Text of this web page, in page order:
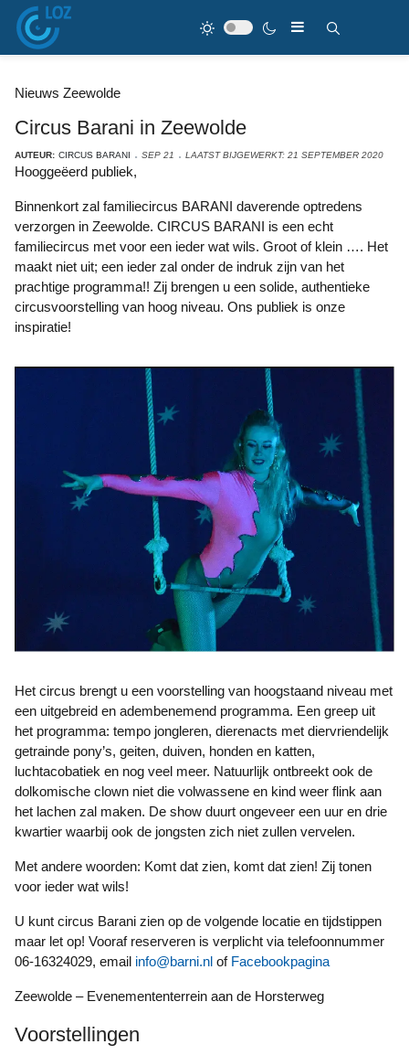
Nieuws Zeewolde
Circus Barani in Zeewolde
AUTEUR: CIRCUS BARANI SEP 21 LAATST BIJGEWERKT: 21 SEPTEMBER 2020
Hooggeëerd publiek,
Binnenkort zal familiecircus BARANI daverende optredens
verzorgen in Zeewolde. CIRCUS BARANI is een echt
familiecircus met voor een ieder wat wils. Groot of klein …. Het
maakt niet uit; een ieder zal onder de indruk zijn van het
prachtige programma!! Zij brengen u een solide, authentieke
circusvoorstelling van hoog niveau. Ons publiek is onze
inspiratie!
Het circus brengt u een voorstelling van hoogstaand niveau met
een uitgebreid en adembenemend programma. Een greep uit
het programma: tempo jongleren, dierenacts met diervriendelijk
getrainde pony’s, geiten, duiven, honden en katten,
luchtacobatiek en nog veel meer. Natuurlijk ontbreekt ook de
dolkomische clown niet die volwassene en kind weer flink aan
het lachen zal maken. De show duurt ongeveer een uur en drie
kwartier waarbij ook de jongsten zich niet zullen vervelen.
Met andere woorden: Komt dat zien, komt dat zien! Zij tonen
voor ieder wat wils!
U kunt circus Barani zien op de volgende locatie en tijdstippen
maar let op! Vooraf reserveren is verplicht via telefoonnummer
06-16324029, email info@barni.nl of Facebookpagina
Zeewolde – Evenemententerrein aan de Horsterweg
Voorstellingen